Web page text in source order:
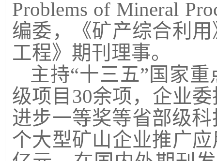
Problems of Mineral
编委，《矿产综合利
工程》期刊理事。
主持“十三五” 国家
级项目 30余项，企业
进步一等奖等省部级
个大型矿山企业推广